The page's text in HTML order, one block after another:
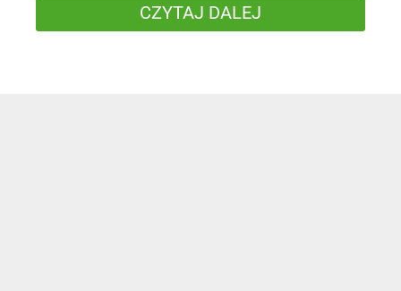
CZYTAJ DALEJ